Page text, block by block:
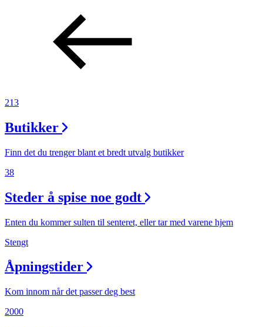
Åpningstider
Praktisk informasjon
Magasin
Gavekort
Finn frem
213
Butikker
Finn det du trenger blant et bredt utvalg butikker
38
Steder å spise noe godt
Enten du kommer sulten til senteret, eller tar med varene hjem
Stengt
Åpningstider
Kom innom når det passer deg best
2000